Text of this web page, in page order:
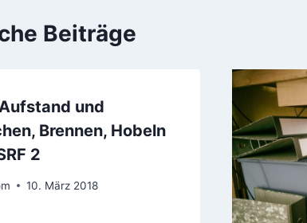
Beiträge
und
Brennen, Hobeln
2
10. März 2018